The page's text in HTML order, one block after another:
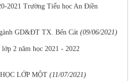
2021 Trường Tiểu học An Điền
GD&ĐT TX. Bến Cát (09/06/2021)
2 năm học 2021 - 2022
LỚP MỘT (11/07/2021)